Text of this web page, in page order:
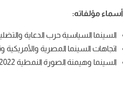
أسماء مؤلفاته:
السينما السياسية حرب الدعاية والتضليل
اتجاهات السينما المصرية والأمريكية
السينما وهيمنة الصورة النمطية 2022